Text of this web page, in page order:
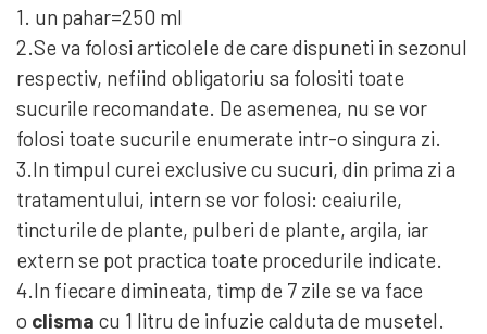
1. un pahar=250 ml
2.Se va folosi articolele de care dispuneti in sezonul
respectiv, nefiind obligatoriu sa folositi toate
sucurile recomandate. De asemenea, nu se vor
folosi toate sucurile enumerate intr-o singura zi.
3.In timpul curei exclusive cu sucuri, din prima zi a
tratamentului, intern se vor folosi: ceaiurile,
tincturile de plante, pulberi de plante, argila, iar
extern se pot practica toate procedurile indicate.
4.In fiecare dimineata, timp de 7 zile se va face
o clisma cu 1 litru de infuzie calduta de musetel.